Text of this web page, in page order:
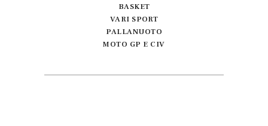
BASKET
VARI SPORT
PALLANUOTO
MOTO GP E CIV